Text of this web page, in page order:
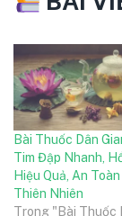
Bài Thuốc Dân
Tim Đập Nhanh,
Hiệu Quả, An
Thiên Nhiên
Trong "Bài Thuốc